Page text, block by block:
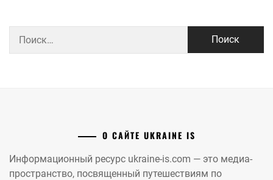
О САЙТЕ UKRAINE IS
Информационный ресурс ukraine-is.com — это медиа-
пространство, посвященный путешествиям по